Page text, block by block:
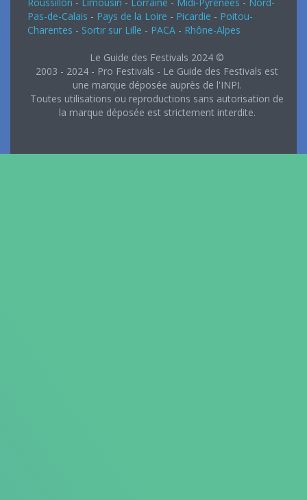
Pas-de-Calais - Pays de la Loire - Picardie - Poitou-
Charentes - Sortir sur Lille - PACA - Rhône-Alpes
Le Guide des Festivals 2024 ©
2003 - 2024 - Pro Festivals - Le Guide des Festivals est
une marque déposée auprès de l'INPI.
Toutes utilisations ou reproductions sans autorisation de
la marque déposée est strictement interdite.